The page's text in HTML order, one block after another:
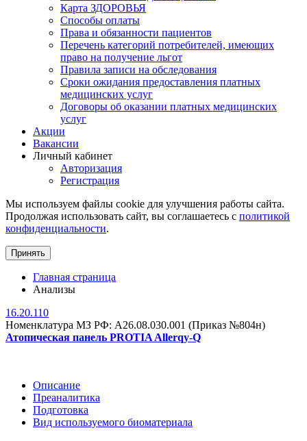
Карта ЗДОРОВЬЯ
Способы оплаты
Права и обязанности пациентов
Перечень категорий потребителей, имеющих
право на получение льгот
Правила записи на обследования
Сроки ожидания предоставления платных
медицинских услуг
Договоры об оказании платных медицинских
услуг
Акции
Вакансии
Личный кабинет
Авторизация
Регистрация
Мы используем файлы cookie для улучшения работы сайта.
Продолжая использовать сайт, вы соглашаетесь с политикой
конфиденциальности.
Принять
Главная страница
Анализы
16.20.110
Номенклатура МЗ РФ: A26.08.030.001 (Приказ №804н)
Атопическая панель PROTIA Allerqy-Q
Описание
Преаналитика
Подготовка
Вид используемого биоматериала